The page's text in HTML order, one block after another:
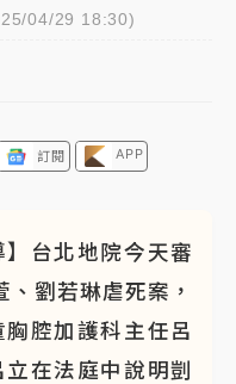
霸戰桃園 公開上任首
04/29 18:30)
訂閱 APP
】台北地院今天審
劉若琳虐死案，
腔加護科主任呂
在法庭中說明剴